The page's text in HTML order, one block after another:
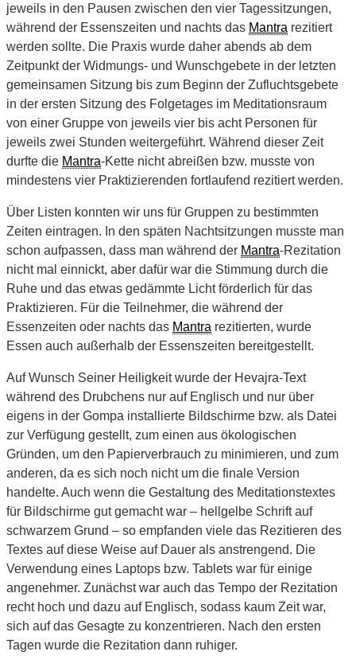
jeweils in den Pausen zwischen den vier Tagessitzungen,
während der Essenszeiten und nachts das Mantra rezitiert
werden sollte. Die Praxis wurde daher abends ab dem
Zeitpunkt der Widmungs- und Wunschgebete in der letzten
gemeinsamen Sitzung bis zum Beginn der Zufluchtsgebete
in der ersten Sitzung des Folgetages im Meditationsraum
von einer Gruppe von jeweils vier bis acht Personen für
jeweils zwei Stunden weitergeführt. Während dieser Zeit
durfte die Mantra-Kette nicht abreißen bzw. musste von
mindestens vier Praktizierenden fortlaufend rezitiert werden.
Über Listen konnten wir uns für Gruppen zu bestimmten
Zeiten eintragen. In den späten Nachtsitzungen musste man
schon aufpassen, dass man während der Mantra-Rezitation
nicht mal einnickt, aber dafür war die Stimmung durch die
Ruhe und das etwas gedämmte Licht förderlich für das
Praktizieren. Für die Teilnehmer, die während der
Essenzeiten oder nachts das Mantra rezitierten, wurde
Essen auch außerhalb der Essenszeiten bereitgestellt.
Auf Wunsch Seiner Heiligkeit wurde der Hevajra-Text
während des Drubchens nur auf Englisch und nur über
eigens in der Gompa installierte Bildschirme bzw. als Datei
zur Verfügung gestellt, zum einen aus ökologischen
Gründen, um den Papierverbrauch zu minimieren, und zum
anderen, da es sich noch nicht um die finale Version
handelte. Auch wenn die Gestaltung des Meditationstextes
für Bildschirme gut gemacht war – hellgelbe Schrift auf
schwarzem Grund – so empfanden viele das Rezitieren des
Textes auf diese Weise auf Dauer als anstrengend. Die
Verwendung eines Laptops bzw. Tablets war für einige
angenehmer. Zunächst war auch das Tempo der Rezitation
recht hoch und dazu auf Englisch, sodass kaum Zeit war,
sich auf das Gesagte zu konzentrieren. Nach den ersten
Tagen wurde die Rezitation dann ruhiger.